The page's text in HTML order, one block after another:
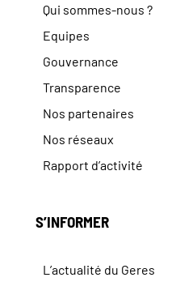
Qui sommes-nous ?
Equipes
Gouvernance
Transparence
Nos partenaires
Nos réseaux
Rapport d’activité
S’INFORMER
L’actualité du Geres